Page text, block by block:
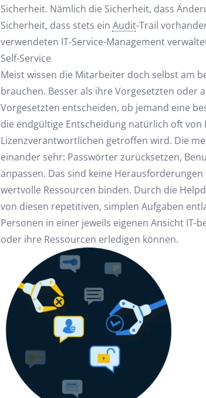
Sicherheit. Nämlich die Sicherheit, dass
Sicherheit, dass stets ein Audit-Trail
verwendeten IT-Service-Management
Self-Service
Meist wissen die Mitarbeiter doch selbst am
brauchen. Besser als ihre Vorgesetzten oder
Vorgesetzten entscheiden, ob jemand eine
die endgültige Entscheidung natürlich oft
Lizenzverantwortlichen getroffen wird. Die
einander sehr: Passwörter zurücksetzen,
anpassen. Das sind keine
wertvolle Ressourcen binden. Durch die
von diesen repetitiven, simplen Aufgaben
Personen in einer jeweils eigenen Ansicht IT-
oder ihre Ressourcen erledigen können.